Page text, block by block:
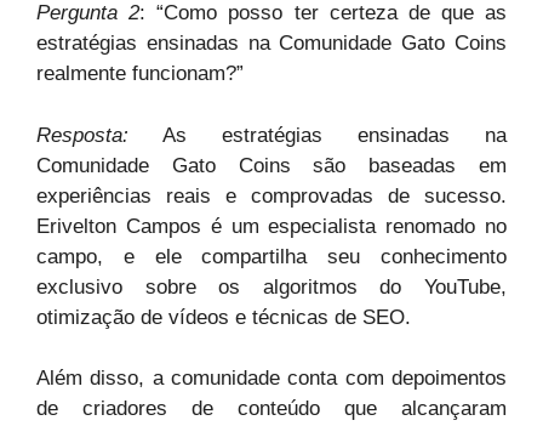
Pergunta 2: “Como posso ter certeza de que as
estratégias ensinadas na Comunidade Gato Coins
realmente funcionam?”
Resposta: As estratégias ensinadas na
Comunidade Gato Coins são baseadas em
experiências reais e comprovadas de sucesso.
Erivelton Campos é um especialista renomado no
campo, e ele compartilha seu conhecimento
exclusivo sobre os algoritmos do YouTube,
otimização de vídeos e técnicas de SEO.
Além disso, a comunidade conta com depoimentos
de criadores de conteúdo que alcançaram